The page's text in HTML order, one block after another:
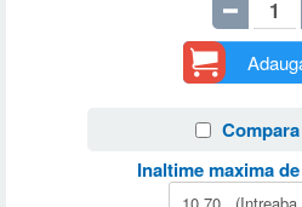
Inaltime maxima